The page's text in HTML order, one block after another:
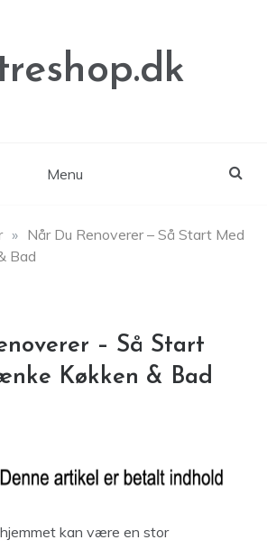
Menu
» Når Du Renoverer – Så Start Med
Bad
– Så Start
Køkken & Bad
kan være en stor